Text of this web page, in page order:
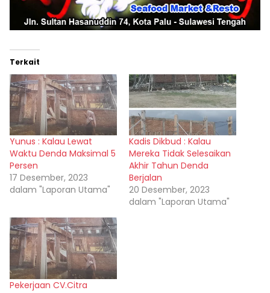
Terkait
Yunus : Kalau Lewat
Waktu Denda Maksimal 5
Persen
17 Desember, 2023
dalam "Laporan Utama"
Kadis Dikbud : Kalau
Mereka Tidak Selesaikan
Akhir Tahun Denda
Berjalan
20 Desember, 2023
dalam "Laporan Utama"
Pekerjaan CV.Citra